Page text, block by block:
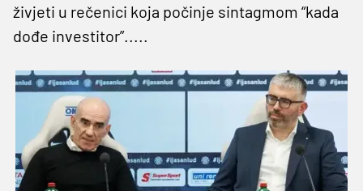
živjeti u rečenici koja počinje sintagmom “kada
dođe investitor”.....